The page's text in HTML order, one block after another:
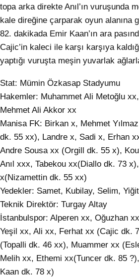
topa arka direkte Anıl’ın vuruşunda
kale direğine çarparak oyun alanına
82. dakikada Emir Kaan’ın ara
Cajic’in kaleci ile karşı karşıya
yaptığı vuruşta meşin yuvarlak
Stat: Mümin Özkasap Stadyumu
Hakemler: Muhammet Ali Metoğlu
Mehmet Ali Akkor xx
Manisa FK: Birkan x, Mehmet
dk. 55 xx), Landre x, Sadi x, Erhan
Andre Sousa xx (Orgill dk. 55 x),
Anıl xxx, Tabekou xx(Diallo dk. 73
x(Nizamettin dk. 55 xx)
Yedekler: Samet, Kubilay, Selim, Yiğit
Teknik Direktör: Turgay Altay
İstanbulspor: Alperen xx, Oğuzhan
Yeşil xx, Ali xx, Ferhat xx (Cajic dk.
(Topalli dk. 46 xx), Muammer xx
Melih xx, Ethemi xx(Tuncer dk. 85
Kaan dk. 78 x)